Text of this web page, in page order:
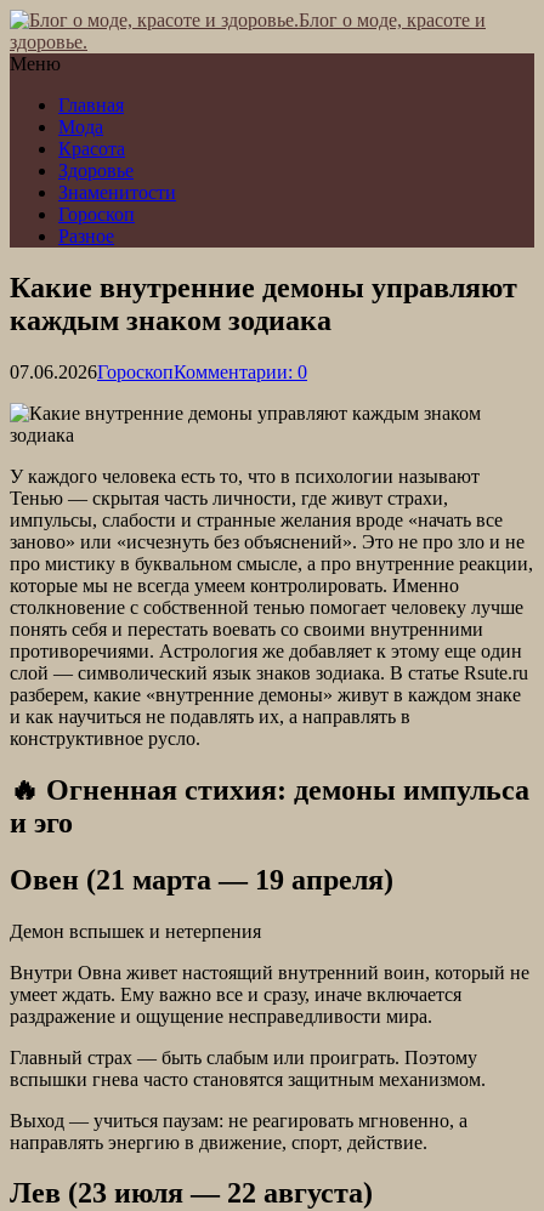
Блог о моде, красоте и
здоровье.
Меню
Главная
Мода
Красота
Здоровье
Знаменитости
Гороскоп
Разное
Какие внутренние демоны управляют
каждым знаком зодиака
07.06.2026ГороскопКомментарии: 0
У каждого человека есть то, что в психологии называют
Тенью — скрытая часть личности, где живут страхи,
импульсы, слабости и странные желания вроде «начать все
заново» или «исчезнуть без объяснений». Это не про зло и не
про мистику в буквальном смысле, а про внутренние реакции,
которые мы не всегда умеем контролировать. Именно
столкновение с собственной тенью помогает человеку лучше
понять себя и перестать воевать со своими внутренними
противоречиями. Астрология же добавляет к этому еще один
слой — символический язык знаков зодиака. В статье Rsute.ru
разберем, какие «внутренние демоны» живут в каждом знаке
и как научиться не подавлять их, а направлять в
конструктивное русло.
🔥 Огненная стихия: демоны импульса
и эго
Овен (21 марта — 19 апреля)
Демон вспышек и нетерпения
Внутри Овна живет настоящий внутренний воин, который не
умеет ждать. Ему важно все и сразу, иначе включается
раздражение и ощущение несправедливости мира.
Главный страх — быть слабым или проиграть. Поэтому
вспышки гнева часто становятся защитным механизмом.
Выход — учиться паузам: не реагировать мгновенно, а
направлять энергию в движение, спорт, действие.
Лев (23 июля — 22 августа)